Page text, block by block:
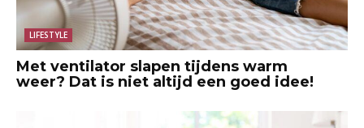
LIFESTYLE
Met ventilator slapen tijdens warm
weer? Dat is niet altijd een goed idee!